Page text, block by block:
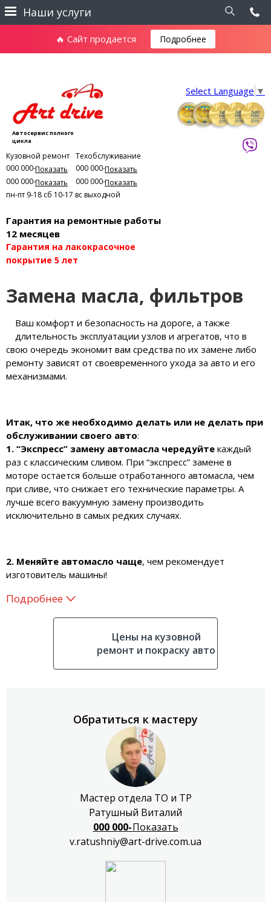
🔥 Сайт продается Подробнее
Наши услуги
Select Language ▼
Автосервис полного
цикла
Кузовной ремонт
000 000-00-01
Показать
000 000-00-02
Показать
Техобслуживание
000 000-00-03
Показать
000 000-00-04
Показать
пн-пт 9-18 сб 10-17 вс выходной
Гарантия на ремонтные работы
12 месяцев
Гарантия на лакокрасочное
покрытие 5 лет
Замена масла, фильтров
Ваш комфорт и безопасность на дороге, а также
длительность эксплуатации узлов и агрегатов, что в
свою очередь экономит вам средства по их замене либо
ремонту зависят от своевременного ухода за авто и его
механизмами.
Итак, что же необходимо делать или не делать при
обслуживании своего авто:
1. “Экспресс” замену автомасла чередуйте каждый
раз с классическим сливом. При “экспресс” замене в
моторе остается больше отработанного автомасла, чем
при сливе, что снижает его технические параметры. А
лучше всего вакуумную замену производить
исключительно в самых редких случаях.
2. Меняйте автомасло чаще, чем рекомендует
изготовитель машины!
Цены на кузовной
ремонт и покраску авто
Обратиться к мастеру
Мастер отдела ТО и ТР
Ратушный Виталий
000 000-00-03
Показать
v.ratushniy@art-drive.com.ua